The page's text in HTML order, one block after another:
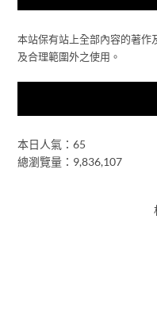
本站保有站上全部內容的著作
及合理範圍外之使用。
本日人氣：65
總瀏覽量：9,836,107